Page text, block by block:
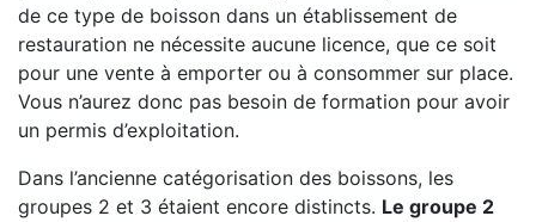
de ce type de boisson dans un établissement de
restauration ne nécessite aucune licence, que ce soit
pour une vente à emporter ou à consommer sur place.
Vous n’aurez donc pas besoin de formation pour avoir
un permis d’exploitation.
Dans l’ancienne catégorisation des boissons, les
groupes 2 et 3 étaient encore distincts. Le groupe 2